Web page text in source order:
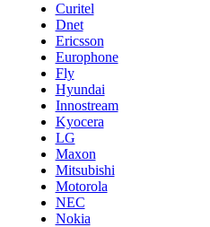
Curitel
Dnet
Ericsson
Europhone
Fly
Hyundai
Innostream
Kyocera
LG
Maxon
Mitsubishi
Motorola
NEC
Nokia